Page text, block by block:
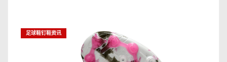
足球鞋钉鞋资讯